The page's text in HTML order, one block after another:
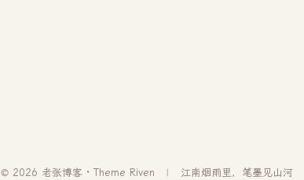
© 2026 老张博客 · Theme Riven 江南烟雨里，笔墨见山河